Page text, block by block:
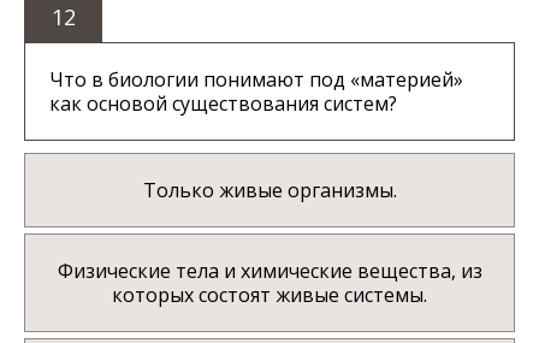
12
Что в биологии понимают под «материей»
как основой существования систем?
Только живые организмы.
Физические тела и химические вещества, из
которых состоят живые системы.